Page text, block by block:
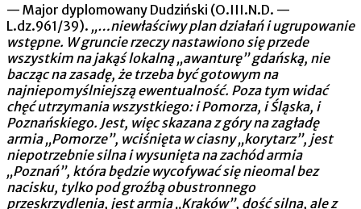
— Major dyplomowany Dudziński (O.III.N.D. —
L.dz.961/39). „…niewłaściwy plan działań i ugrupowanie
wstępne. W gruncie rzeczy nastawiono się przede
wszystkim na jakąś lokalną „awanturę” gdańską, nie
bacząc na zasadę, że trzeba być gotowym na
najniepomyślniejszą ewentualność. Poza tym widać
chęć utrzymania wszystkiego: i Pomorza, i Śląska, i
Poznańskiego. Jest, więc skazana z góry na zagładę
armia „Pomorze”, wciśnięta w ciasny „korytarz”, jest
niepotrzebnie silna i wysunięta na zachód armia
„Poznań”, która będzie wycofywać się nieomal bez
nacisku, tylko pod groźbą obu­stronnego
przeskrzydlenia, jest armia „Kraków”, dość silna, ale z